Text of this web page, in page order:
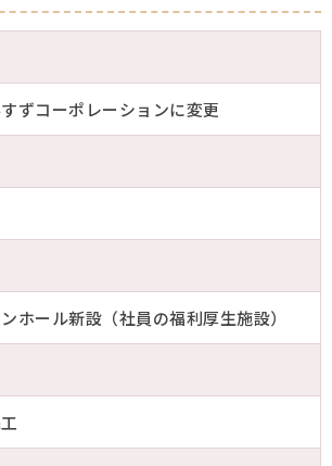
ずコーポレーションに変更
ホール新設（社員の福利厚生施設）